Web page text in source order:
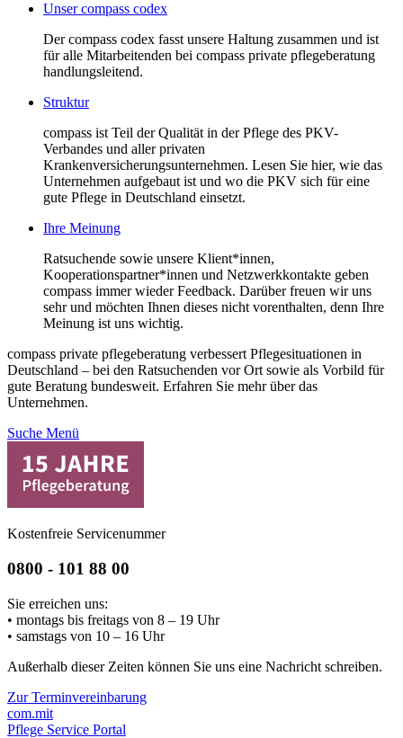
Unser compass codex
Der compass codex fasst unsere Haltung zusammen und ist
für alle Mitarbeitenden bei compass private pflegeberatung
handlungsleitend.
Struktur
compass ist Teil der Qualität in der Pflege des PKV-
Verbandes und aller privaten
Krankenversicherungsunternehmen. Lesen Sie hier, wie das
Unternehmen aufgebaut ist und wo die PKV sich für eine
gute Pflege in Deutschland einsetzt.
Ihre Meinung
Ratsuchende sowie unsere Klient*innen,
Kooperationspartner*innen und Netzwerkkontakte geben
compass immer wieder Feedback. Darüber freuen wir uns
sehr und möchten Ihnen dieses nicht vorenthalten, denn Ihre
Meinung ist uns wichtig.
compass private pflegeberatung verbessert Pflegesituationen in
Deutschland – bei den Ratsuchenden vor Ort sowie als Vorbild für
gute Beratung bundesweit. Erfahren Sie mehr über das
Unternehmen.
Suche Menü
Kostenfreie Servicenummer
0800 - 101 88 00
Sie erreichen uns:
• montags bis freitags von 8 – 19 Uhr
• samstags von 10 – 16 Uhr
Außerhalb dieser Zeiten können Sie uns eine Nachricht schreiben.
Zur Terminvereinbarung
com.mit
Pflege Service Portal